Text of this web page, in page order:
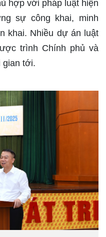
hợp với pháp luật hiện
sự công khai, minh
khai. Nhiều dự án luật
trình Chính phủ và
gian tới.